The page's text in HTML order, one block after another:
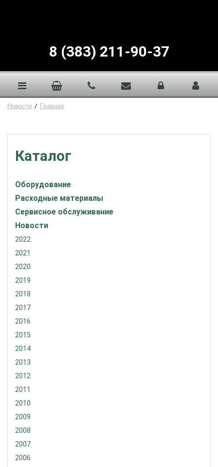
8 (383) 211-90-37
Новости / Главная
Каталог
Оборудование
Расходные материалы
Сервисное обслуживание
Новости
2022
2021
2020
2019
2018
2017
2016
2015
2014
2013
2012
2011
2010
2009
2008
2007
2006